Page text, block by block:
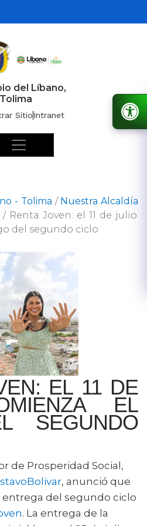
del Líbano,
Tolima
SitioIntranet
- Tolima / Nuestra Alcaldía
/ Renta Joven: el 11 de julio
del segundo ciclo
EL 11 DE
EL
SEGUNDO
de Prosperidad Social,
, anunció que
entrega del segundo ciclo
. La entrega de la